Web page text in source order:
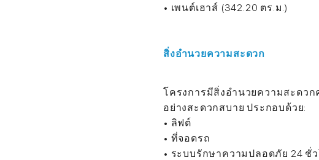
• เพนต์เฮาส์ (342.20 ตร.ม.)
สิ่งอำนวยความสะดวก
โครงการมีสิ่งอำนวยความสะดว
อย่างสะดวกสบาย ประกอบด้วย:
• ลิฟต์
• ที่จอดรถ
• ระบบรักษาความปลอดภัย 24 ชั่